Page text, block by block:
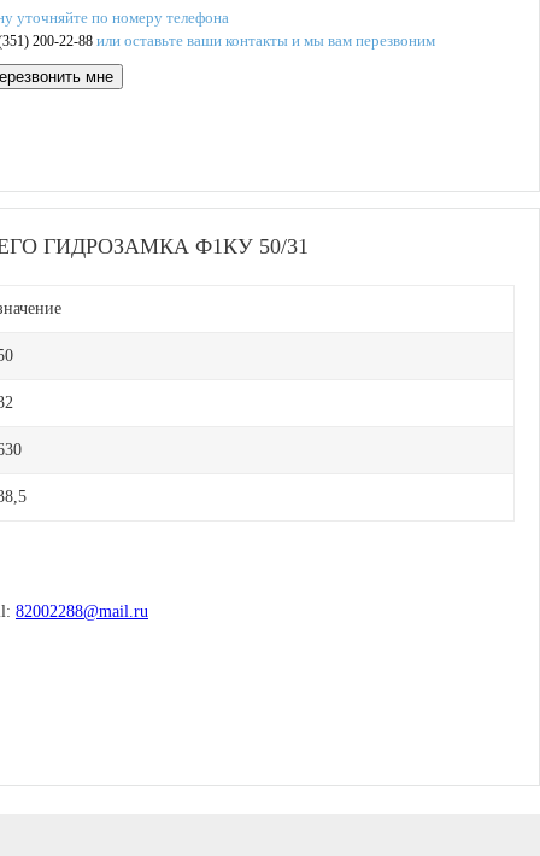
уточняйте по номеру телефона
200-22-88 или оставьте ваши контакты и мы вам перезвоним
мне
ГИДРОЗАМКА Ф1КУ 50/31
82002288@mail.ru